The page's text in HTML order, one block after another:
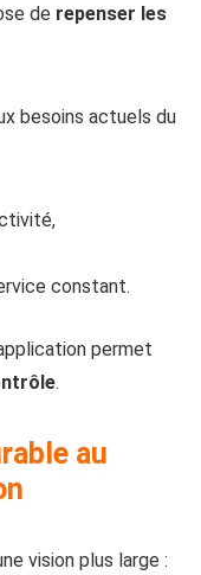
de repenser les
besoins actuels du
constant.
permet
.
au
vision plus large :